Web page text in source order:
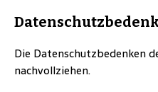
Die Datenschutzbedenken
nachvollziehen.